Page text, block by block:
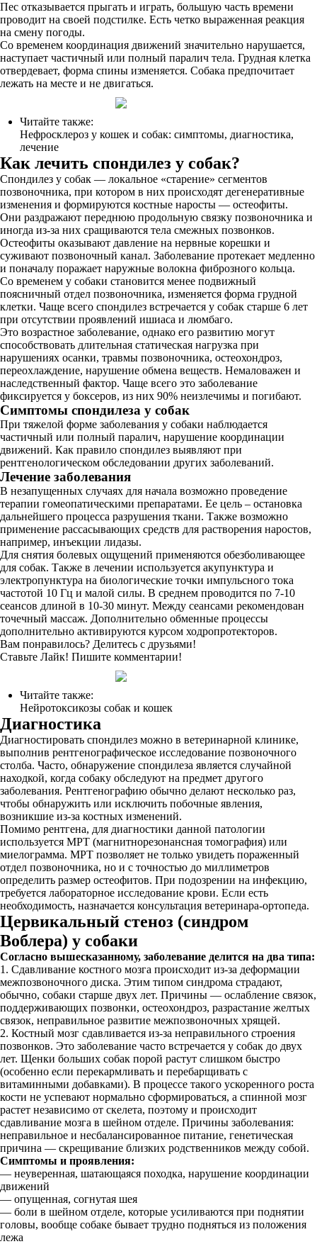
Пес отказывается прыгать и играть, большую часть времени
проводит на своей подстилке. Есть четко выраженная реакция
на смену погоды.
Со временем координация движений значительно нарушается,
наступает частичный или полный паралич тела. Грудная клетка
отвердевает, форма спины изменяется. Собака предпочитает
лежать на месте и не двигаться.
Читайте также:
Нефросклероз у кошек и собак: симптомы, диагностика,
лечение
Как лечить спондилез у собак?
Спондилез у собак — локальное «старение» сегментов
позвоночника, при котором в них происходят дегенеративные
изменения и формируются костные наросты — остеофиты.
Они раздражают переднюю продольную связку позвоночника и
иногда из-за них сращиваются тела смежных позвонков.
Остеофиты оказывают давление на нервные корешки и
суживают позвоночный канал. Заболевание протекает медленно
и поначалу поражает наружные волокна фиброзного кольца.
Со временем у собаки становится менее подвижный
поясничный отдел позвоночника, изменяется форма грудной
клетки. Чаще всего спондилез встречается у собак старше 6 лет
при отсутствии проявлений ишиаса и люмбаго.
Это возрастное заболевание, однако его развитию могут
способствовать длительная статическая нагрузка при
нарушениях осанки, травмы позвоночника, остеохондроз,
переохлаждение, нарушение обмена веществ. Немаловажен и
наследственный фактор. Чаще всего это заболевание
фиксируется у боксеров, из них 90% неизлечимы и погибают.
Симптомы спондилеза у собак
При тяжелой форме заболевания у собаки наблюдается
частичный или полный паралич, нарушение координации
движений. Как правило спондилез выявляют при
рентгенологическом обследовании других заболеваний.
Лечение заболевания
В незапущенных случаях для начала возможно проведение
терапии гомеопатическими препаратами. Ее цель – остановка
дальнейшего процесса разрушения ткани. Также возможно
применение рассасывающих средств для растворения наростов,
например, инъекции лидазы.
Для снятия болевых ощущений применяются обезболивающее
для собак. Также в лечении используется акупунктура и
электропунктура на биологические точки импульсного тока
частотой 10 Гц и малой силы. В среднем проводится по 7-10
сеансов длиной в 10-30 минут. Между сеансами рекомендован
точечный массаж. Дополнительно обменные процессы
дополнительно активируются курсом ходропротекторов.
Вам понравилось? Делитесь с друзьями!
Ставьте Лайк! Пишите комментарии!
Читайте также:
Нейротоксикозы собак и кошек
Диагностика
Диагностировать спондилез можно в ветеринарной клинике,
выполнив рентгенографическое исследование позвоночного
столба. Часто, обнаружение спондилеза является случайной
находкой, когда собаку обследуют на предмет другого
заболевания. Рентгенографию обычно делают несколько раз,
чтобы обнаружить или исключить побочные явления,
возникшие из-за костных изменений.
Помимо рентгена, для диагностики данной патологии
используется МРТ (магнитнорезонансная томография) или
миелограмма. МРТ позволяет не только увидеть пораженный
отдел позвоночника, но и с точностью до миллиметров
определить размер остеофитов. При подозрении на инфекцию,
требуется лабораторное исследование крови. Если есть
необходимость, назначается консультация ветеринара-ортопеда.
Цервикальный стеноз (синдром
Воблера) у собаки
Согласно вышесказанному, заболевание делится на два типа:
1. Сдавливание костного мозга происходит из-за деформации
межпозвоночного диска. Этим типом синдрома страдают,
обычно, собаки старше двух лет. Причины — ослабление связок,
поддерживающих позвонки, остеохондроз, разрастание желтых
связок, неправильное развитие межпозвоночных хрящей.
2. Костный мозг сдавливается из-за неправильного строения
позвонков. Это заболевание часто встречается у собак до двух
лет. Щенки больших собак порой растут слишком быстро
(особенно если перекармливать и перебарщивать с
витаминными добавками). В процессе такого ускоренного роста
кости не успевают нормально сформироваться, а спинной мозг
растет независимо от скелета, поэтому и происходит
сдавливание мозга в шейном отделе. Причины заболевания:
неправильное и несбалансированное питание, генетическая
причина — скрещивание близких родственников между собой.
Симптомы и проявления:
— неуверенная, шатающаяся походка, нарушение координации
движений
— опущенная, согнутая шея
— боли в шейном отделе, которые усиливаются при поднятии
головы, вообще собаке бывает трудно подняться из положения
лежа